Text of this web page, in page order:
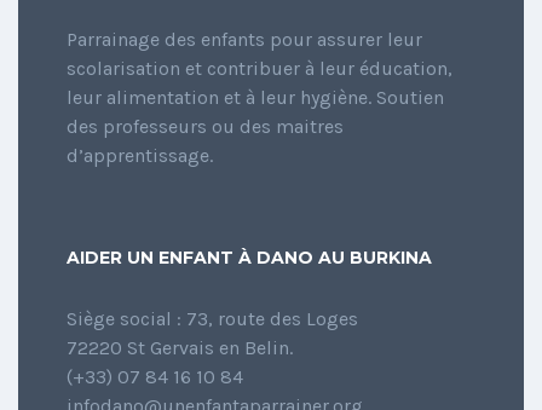
Parrainage des enfants pour assurer leur
scolarisation et contribuer à leur éducation,
leur alimentation et à leur hygiène. Soutien
des professeurs ou des maitres
d’apprentissage.
AIDER UN ENFANT À DANO AU BURKINA
Siège social : 73, route des Loges
72220 St Gervais en Belin.
(+33) 07 84 16 10 84